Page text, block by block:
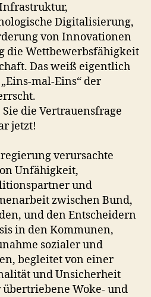
Digitalisierung,
von Innovationen
die Wettbewerbsfähigkeit
Das weiß eigentlich
mal-Eins“ der
die Vertrauensfrage
jetzt!
verursachte
Unfähigkeit,
und
zwischen Bund,
und den Entscheidern
in den Kommunen,
sozialer und
begleitet von einer
und Unsicherheit
übertriebene Woke- und